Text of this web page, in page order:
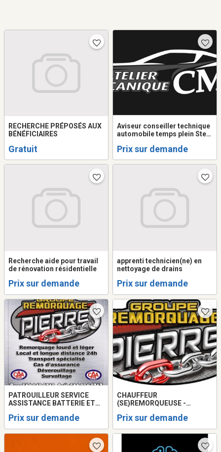
RECHERCHE PRÉPOSÉS AUX
BÉNÉFICIAIRES
Gratuit
Aviseur conseiller technique
automobile temps plein Ste-
Prix sur demande
Recherche aide pour travail
de rénovation résidentielle
Prix sur demande
apprenti technicien(ne) en
nettoyage de drains
Prix sur demande
PATROUILLEUR SERVICE
ASSISTANCE BATTERIE ET
REMORQUEUSE/TOWING
Prix sur demande
CHAUFFEUR
(SE)REMORQUEUSE -
CHAUFFEUR DE QUICK
Prix sur demande